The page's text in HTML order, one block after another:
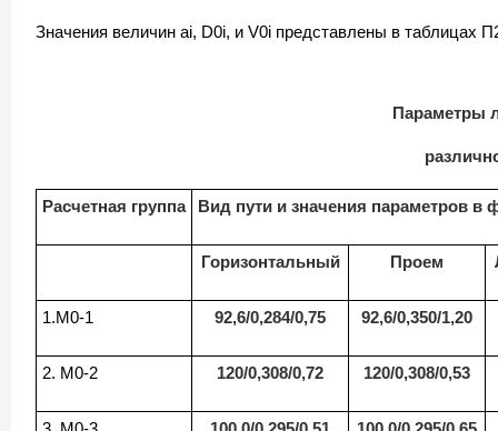
Значения величин ai, D0i, и V0i представлены в таблицах
Параметры
Расчетная группа Вид пути и значения параметров в
Горизонтальный Проем
1.М0-1 92,6/0,284/0,75 92,6/0,350/1,20
2. М0-2 120/0,308/0,72 120/0,308/0,53